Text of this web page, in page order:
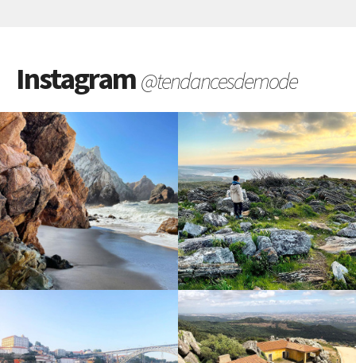
Instagram@tendancesdemode